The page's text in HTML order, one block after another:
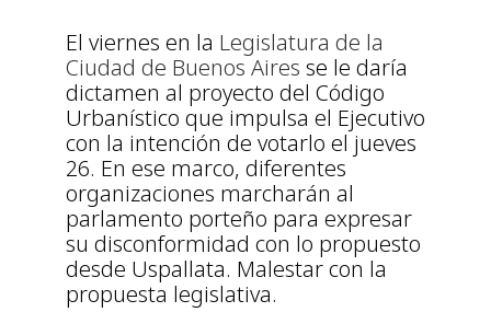
El viernes en la Legislatura de la
Ciudad de Buenos Aires se le daría
dictamen al proyecto del Código
Urbanístico que impulsa el Ejecutivo
con la intención de votarlo el jueves
26. En ese marco, diferentes
organizaciones marcharán al
parlamento porteño para expresar
su disconformidad con lo propuesto
desde Uspallata. Malestar con la
propuesta legislativa.